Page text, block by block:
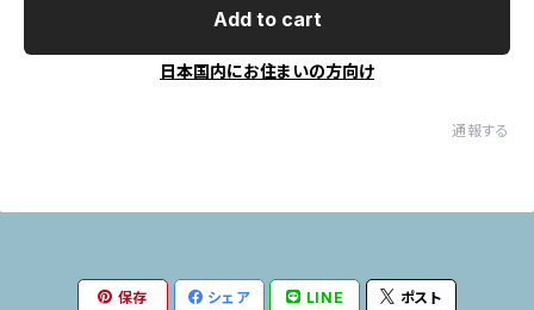
Add to cart
日本国内にお住まいの方向け
通報する
保存 シェア LINE ポスト